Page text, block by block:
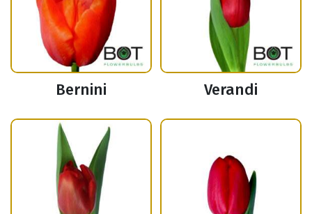
Bernini Verandi